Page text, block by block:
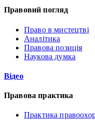
Правовий погляд
Право в мистецтві
Аналітика
Правова позиція
Наукова думка
Відео
Правова практика
Практика